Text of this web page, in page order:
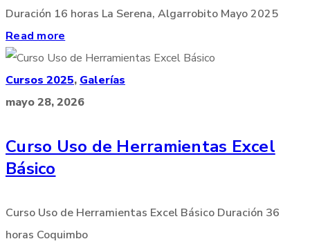
Duración 16 horas La Serena, Algarrobito Mayo 2025
Read more
Cursos 2025, Galerías
mayo 28, 2026
Curso Uso de Herramientas Excel
Básico
Curso Uso de Herramientas Excel Básico Duración 36
horas Coquimbo